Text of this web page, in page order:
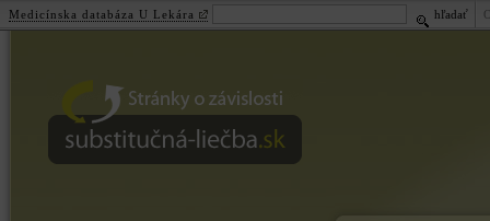
substitučná-liečba.sk
Medicínska databáza U Lekára hľadať